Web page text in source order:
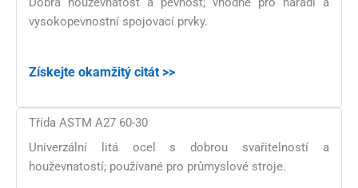
vysokopevnostní spojovací prvky.
Získejte okamžitý citát >>
Třída ASTM A27 60-30
Univerzální litá ocel s dobrou svařitelností a
houževnatostí; používané pro průmyslové stroje.